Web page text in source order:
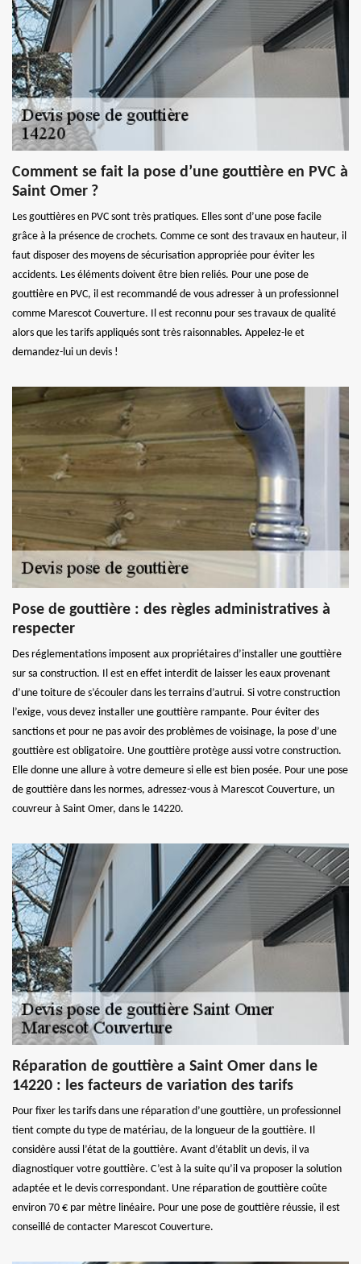
Comment se fait la pose d’une gouttière en PVC à
Saint Omer ?
Les gouttières en PVC sont très pratiques. Elles sont d’une pose facile
grâce à la présence de crochets. Comme ce sont des travaux en hauteur, il
faut disposer des moyens de sécurisation appropriée pour éviter les
accidents. Les éléments doivent être bien reliés. Pour une pose de
gouttière en PVC, il est recommandé de vous adresser à un professionnel
comme Marescot Couverture. Il est reconnu pour ses travaux de qualité
alors que les tarifs appliqués sont très raisonnables. Appelez-le et
demandez-lui un devis !
Pose de gouttière : des règles administratives à
respecter
Des réglementations imposent aux propriétaires d’installer une gouttière
sur sa construction. Il est en effet interdit de laisser les eaux provenant
d’une toiture de s’écouler dans les terrains d’autrui. Si votre construction
l’exige, vous devez installer une gouttière rampante. Pour éviter des
sanctions et pour ne pas avoir des problèmes de voisinage, la pose d’une
gouttière est obligatoire. Une gouttière protège aussi votre construction.
Elle donne une allure à votre demeure si elle est bien posée. Pour une pose
de gouttière dans les normes, adressez-vous à Marescot Couverture, un
couvreur à Saint Omer, dans le 14220.
Réparation de gouttière a Saint Omer dans le
14220 : les facteurs de variation des tarifs
Pour fixer les tarifs dans une réparation d’une gouttière, un professionnel
tient compte du type de matériau, de la longueur de la gouttière. Il
considère aussi l’état de la gouttière. Avant d’établit un devis, il va
diagnostiquer votre gouttière. C’est à la suite qu’il va proposer la solution
adaptée et le devis correspondant. Une réparation de gouttière coûte
environ 70 € par mètre linéaire. Pour une pose de gouttière réussie, il est
conseillé de contacter Marescot Couverture.